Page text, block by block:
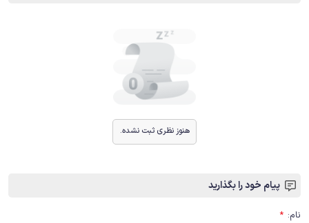
هنوز نظری ثبت نشده.
پیام خود را بگذارید
نام:
*